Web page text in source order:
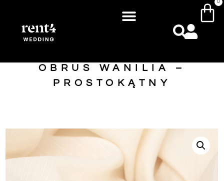
0
OBRUS WANILIA –
PROSTOKĄTNY